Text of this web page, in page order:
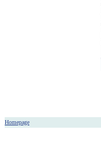
Homepage